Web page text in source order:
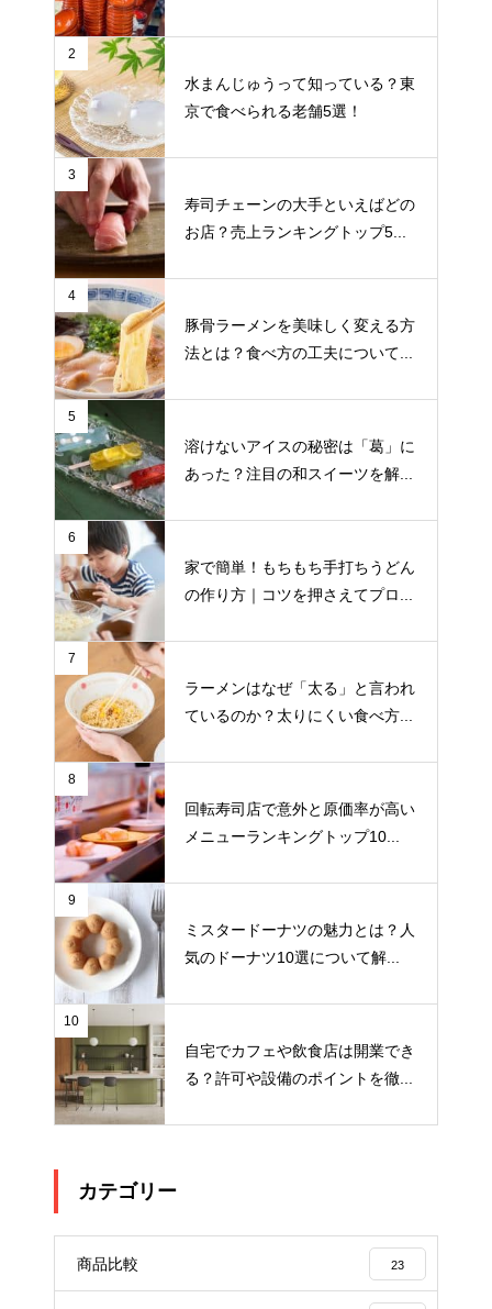
2
水まんじゅうって知っている？東
京で食べられる老舗5選！
3
寿司チェーンの大手といえばどの
お店？売上ランキングトップ5...
4
豚骨ラーメンを美味しく変える方
法とは？食べ方の工夫について...
5
溶けないアイスの秘密は「葛」に
あった？注目の和スイーツを解...
6
家で簡単！もちもち手打ちうどん
の作り方｜コツを押さえてプロ...
7
ラーメンはなぜ「太る」と言われ
ているのか？太りにくい食べ方...
8
回転寿司店で意外と原価率が高い
メニューランキングトップ10...
9
ミスタードーナツの魅力とは？人
気のドーナツ10選について解...
10
自宅でカフェや飲食店は開業でき
る？許可や設備のポイントを徹...
カテゴリー
商品比較 23